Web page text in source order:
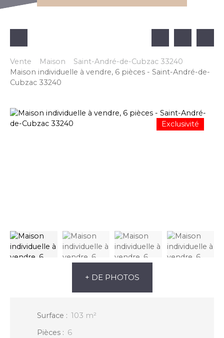
Vente Maison
Saint-André-de-Cubzac 33240
Maison individuelle à vendre, 6 pièces - Saint-André-de-
Cubzac 33240
Exclusivité
+ DE PHOTOS
Surface : 103 m²
Pièces : 6